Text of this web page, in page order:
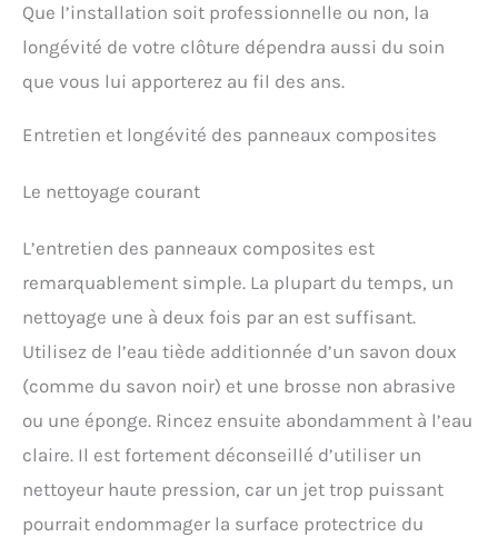
Que l’installation soit professionnelle ou non, la
longévité de votre clôture dépendra aussi du soin
que vous lui apporterez au fil des ans.
Entretien et longévité des panneaux composites
Le nettoyage courant
L’entretien des panneaux composites est
remarquablement simple. La plupart du temps, un
nettoyage une à deux fois par an est suffisant.
Utilisez de l’eau tiède additionnée d’un savon doux
(comme du savon noir) et une brosse non abrasive
ou une éponge. Rincez ensuite abondamment à l’eau
claire. Il est fortement déconseillé d’utiliser un
nettoyeur haute pression, car un jet trop puissant
pourrait endommager la surface protectrice du